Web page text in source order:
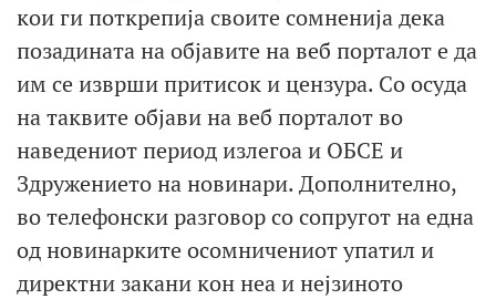
кои ги поткрепија своите сомненија дека
позадината на објавите на веб порталот е да
им се изврши притисок и цензура. Со осуда
на таквите објави на веб порталот во
наведениот период излегоа и ОБСЕ и
Здружението на новинари. Дополнително,
во телефонски разговор со сопругот на една
од новинарките осомничениот упатил и
директни закани кон неа и нејзиното